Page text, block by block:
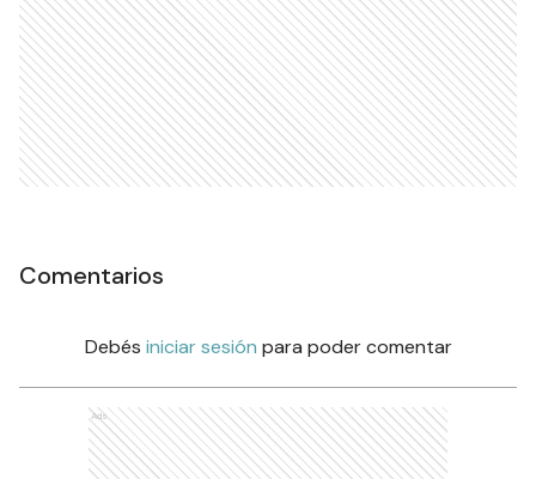
Comentarios
Debés iniciar sesión para poder comentar
Ads